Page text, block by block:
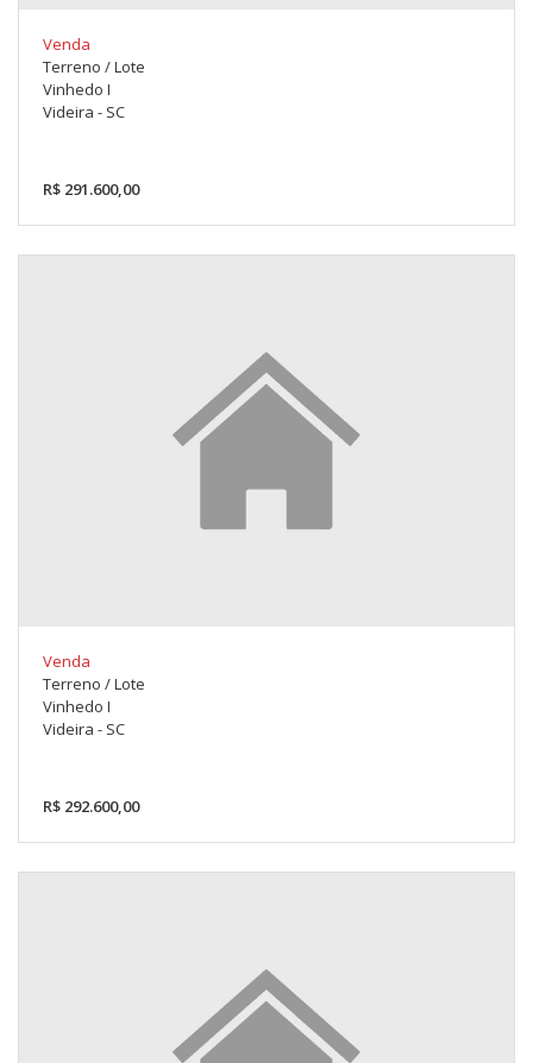
Venda
Terreno / Lote
Vinhedo I
Videira - SC
R$ 291.600,00
Venda
Terreno / Lote
Vinhedo I
Videira - SC
R$ 292.600,00